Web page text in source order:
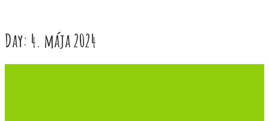
Day: 4. mája 2024